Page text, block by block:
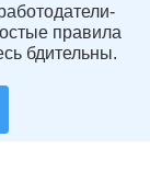
правила
бдительны.